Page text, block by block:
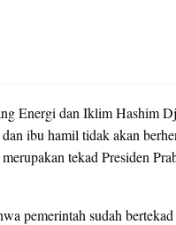
Energi dan Iklim Hashim
ibu hamil tidak akan
tekad Presiden
pemerintah sudah